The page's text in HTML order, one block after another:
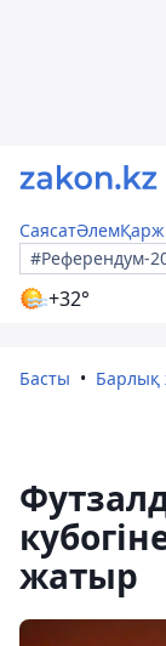
СаясатӘлем
#Референдум-
+32°
Басты Барлық
жатыр